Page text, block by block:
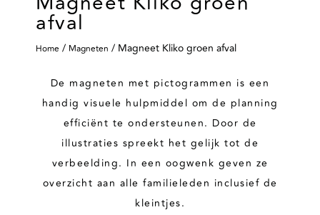
afval
Home / Magneten / Magneet Kliko groen afval
De magneten met pictogrammen is een
handig visuele hulpmiddel om de planning
efficiënt te ondersteunen. Door de
illustraties spreekt het gelijk tot de
verbeelding. In een oogwenk geven ze
overzicht aan alle familieleden inclusief de
kleintjes.